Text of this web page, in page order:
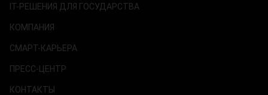
IT-РЕШЕНИЯ ДЛЯ ГОСУДАРСТВА
КОМПАНИЯ
СМАРТ-КАРЬЕРА
ПРЕСС-ЦЕНТР
КОНТАКТЫ